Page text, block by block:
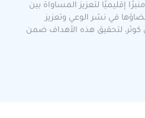
منبرًا إقليميًا لتعزيز المساواة بين
في نشر الوعي وتعزيز
كوثر، لتحقيق هذه الأهداف ضمن